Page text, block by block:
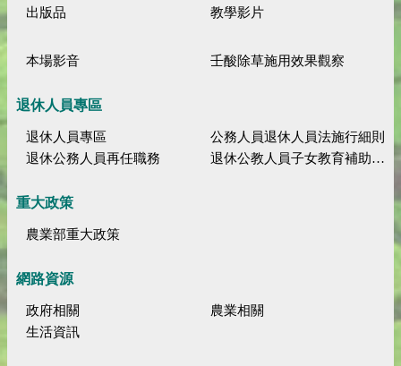
出版品
教學影片
本場影音 壬酸除草施用效果觀察
退休人員專區
退休人員專區
公務人員退休人員法施行細則
退休公務人員再任職務
退休公教人員子女教育補助規定
重大政策
農業部重大政策
網路資源
政府相關
農業相關
生活資訊